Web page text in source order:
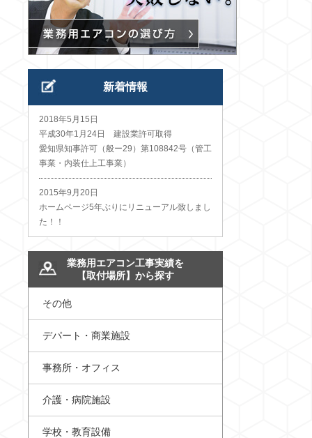
新着情報
2018年5月15日
平成30年1月24日 建設業許可取得
愛知県知事許可（般ー29）第108842号（管工
事業・内装仕上工事業）
2015年9月20日
ホームページ5年ぶりにリニューアル致しまし
た！！
業務用エアコン工事実績を
【取付場所】から探す
その他
デパート・商業施設
事務所・オフィス
介護・病院施設
学校・教育設備